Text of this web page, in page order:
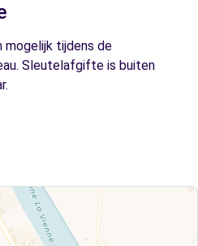
mogelijk tijdens de
Sleutelafgifte is buiten